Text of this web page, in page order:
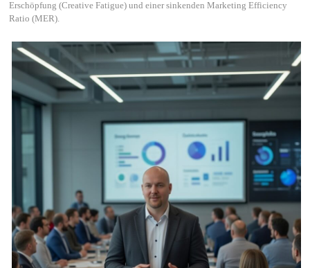
Erschöpfung (Creative Fatigue) und einer sinkenden Marketing Efficiency
Ratio (MER).